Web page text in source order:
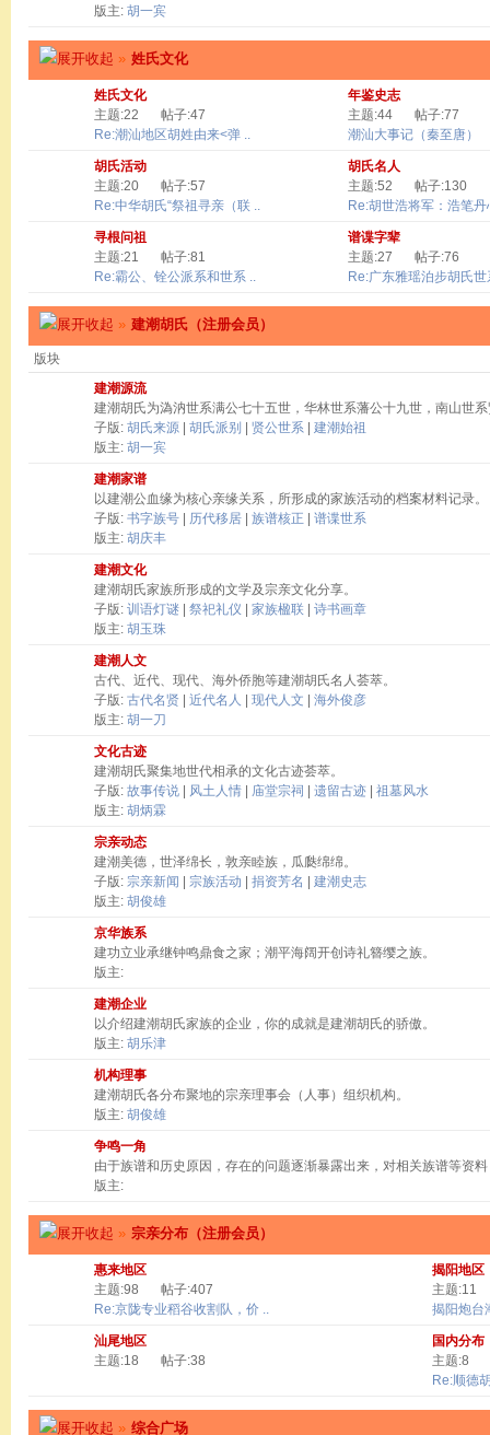
版主: 胡一宾
» 姓氏文化
姓氏文化
主题:22
帖子:47
Re:潮汕地区胡姓由来<弹 ..
年鉴史志
主题:44
帖子:77
潮汕大事记（秦至唐）
胡氏活动
主题:20
帖子:57
Re:中华胡氏“祭祖寻亲（联 ..
胡氏名人
主题:52
帖子:130
Re:胡世浩将军：浩笔丹
寻根问祖
主题:21
帖子:81
Re:霸公、铨公派系和世系 ..
谱谍字辈
主题:27
帖子:76
Re:广东雅瑶泊步胡氏世
» 建潮胡氏（注册会员）
版块
建潮源流
建潮胡氏为溈汭世系满公七十五世，华林世系藩公十九世，南山世
子版: 胡氏来源 胡氏派别 贤公世系
建潮始祖
版主: 胡一宾
建潮家谱
以建潮公血缘为核心亲缘关系，所形成的家族活动的档案材料记录。
子版: 书字族号 历代移居 族谱核正
谱谍世系
版主: 胡庆丰
建潮文化
建潮胡氏家族所形成的文学及宗亲文化分享。
子版: 训语灯谜 祭祀礼仪 家族楹联
诗书画章
版主: 胡玉珠
建潮人文
古代、近代、现代、海外侨胞等建潮胡氏名人荟萃。
子版: 古代名贤 近代名人 现代人文
海外俊彦
版主: 胡一刀
文化古迹
建潮胡氏聚集地世代相承的文化古迹荟萃。
子版: 故事传说 风土人情 庙堂宗祠 遗留古迹
祖墓风水
版主: 胡炳霖
宗亲动态
建潮美德，世泽绵长，敦亲睦族，瓜瓞绵绵。
子版: 宗亲新闻 宗族活动 捐资芳名
建潮史志
版主: 胡俊雄
京华族系
建功立业承继钟鸣鼎食之家；潮平海阔开创诗礼簪缨之族。
版主:
建潮企业
以介绍建潮胡氏家族的企业，你的成就是建潮胡氏的骄傲。
版主: 胡乐津
机构理事
建潮胡氏各分布聚地的宗亲理事会（人事）组织机构。
版主: 胡俊雄
争鸣一角
由于族谱和历史原因，存在的问题逐渐暴露出来，对相关族谱等资
版主:
» 宗亲分布（注册会员）
惠来地区
主题:98
帖子:407
Re:京陇专业稻谷收割队，价 ..
揭阳地区
主题:11
揭阳炮台
汕尾地区
主题:18
帖子:38
国内分布
主题:8
Re:顺德
» 综合广场